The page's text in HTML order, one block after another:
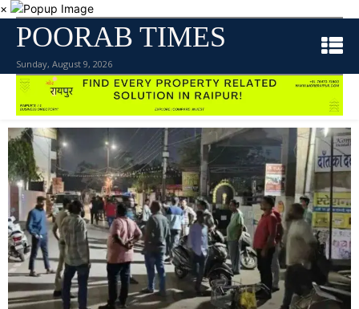
×
POORAB TIMES
Sunday, August 9, 2026